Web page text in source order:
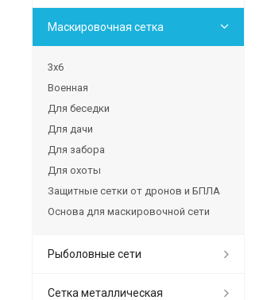
Маскировочная сетка
3х6
Военная
Для беседки
Для дачи
Для забора
Для охоты
Защитные сетки от дронов и БПЛА
Основа для маскировочной сети
Рыболовные сети
Сетка металлическая